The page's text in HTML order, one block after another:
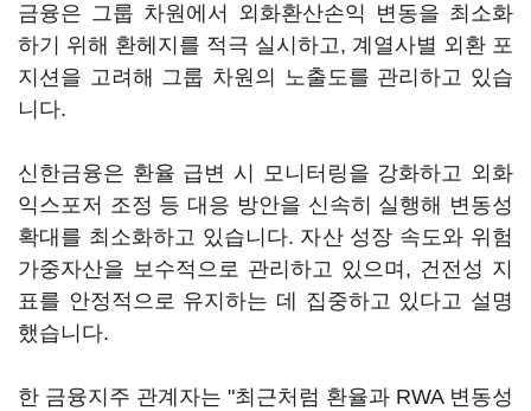
금융은 그룹 차원에서 외화환산손익 변동을 최소화
하기 위해 환헤지를 적극 실시하고, 계열사별 외환 포
지션을 고려해 그룹 차원의 노출도를 관리하고 있습
니다.
신한금융은 환율 급변 시 모니터링을 강화하고 외화
익스포저 조정 등 대응 방안을 신속히 실행해 변동성
확대를 최소화하고 있습니다. 자산 성장 속도와 위험
가중자산을 보수적으로 관리하고 있으며, 건전성 지
표를 안정적으로 유지하는 데 집중하고 있다고 설명
했습니다.
한 금융지주 관계자는 "최근처럼 환율과 RWA 변동성